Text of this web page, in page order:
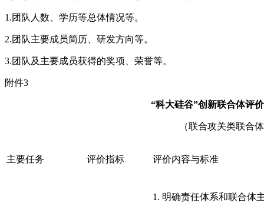
1.团队人数、学历等总体情况等。
2.团队主要成员简历、研发方向等。
3.团队及主要成员获得的奖项、荣誉等。
附件3
“科大硅谷”创新联合体评
（联合攻关类联合
主要任务 评价指标 评价内容与标准
1. 明确责任体系和联合体